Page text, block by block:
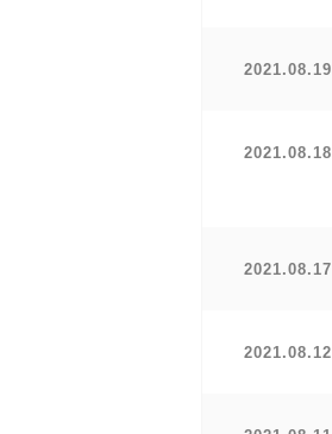
2021.08.19
2021.08.18
2021.08.17
2021.08.12